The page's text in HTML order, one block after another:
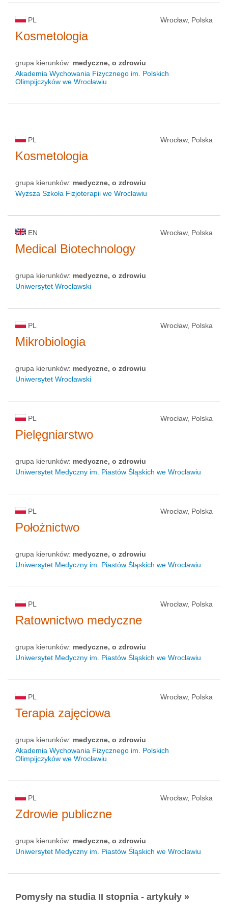
PL Wrocław, Polska
Kosmetologia
grupa kierunków: medyczne, o zdrowiu
Akademia Wychowania Fizycznego im. Polskich
Olimpijczyków we Wrocławiu
PL Wrocław, Polska
Kosmetologia
grupa kierunków: medyczne, o zdrowiu
Wyższa Szkoła Fizjoterapii we Wrocławiu
EN Wrocław, Polska
Medical Biotechnology
grupa kierunków: medyczne, o zdrowiu
Uniwersytet Wrocławski
PL Wrocław, Polska
Mikrobiologia
grupa kierunków: medyczne, o zdrowiu
Uniwersytet Wrocławski
PL Wrocław, Polska
Pielęgniarstwo
grupa kierunków: medyczne, o zdrowiu
Uniwersytet Medyczny im. Piastów Śląskich we Wrocławiu
PL Wrocław, Polska
Położnictwo
grupa kierunków: medyczne, o zdrowiu
Uniwersytet Medyczny im. Piastów Śląskich we Wrocławiu
PL Wrocław, Polska
Ratownictwo medyczne
grupa kierunków: medyczne, o zdrowiu
Uniwersytet Medyczny im. Piastów Śląskich we Wrocławiu
PL Wrocław, Polska
Terapia zajęciowa
grupa kierunków: medyczne, o zdrowiu
Akademia Wychowania Fizycznego im. Polskich
Olimpijczyków we Wrocławiu
PL Wrocław, Polska
Zdrowie publiczne
grupa kierunków: medyczne, o zdrowiu
Uniwersytet Medyczny im. Piastów Śląskich we Wrocławiu
Pomysły na studia II stopnia - artykuły »